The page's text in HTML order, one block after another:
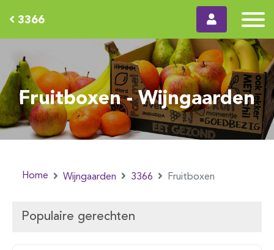
3366
Fruitboxen - Wijngaarden
Home Wijngaarden 3366 Fruitboxen
Populaire gerechten